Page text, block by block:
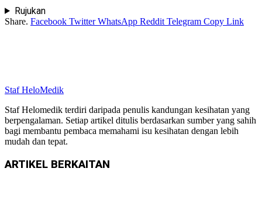
Rujukan
Share. Facebook Twitter WhatsApp Reddit Telegram Copy Link
Staf HeloMedik
Staf Helomedik terdiri daripada penulis kandungan kesihatan yang
berpengalaman. Setiap artikel ditulis berdasarkan sumber yang sahih
bagi membantu pembaca memahami isu kesihatan dengan lebih
mudah dan tepat.
ARTIKEL BERKAITAN